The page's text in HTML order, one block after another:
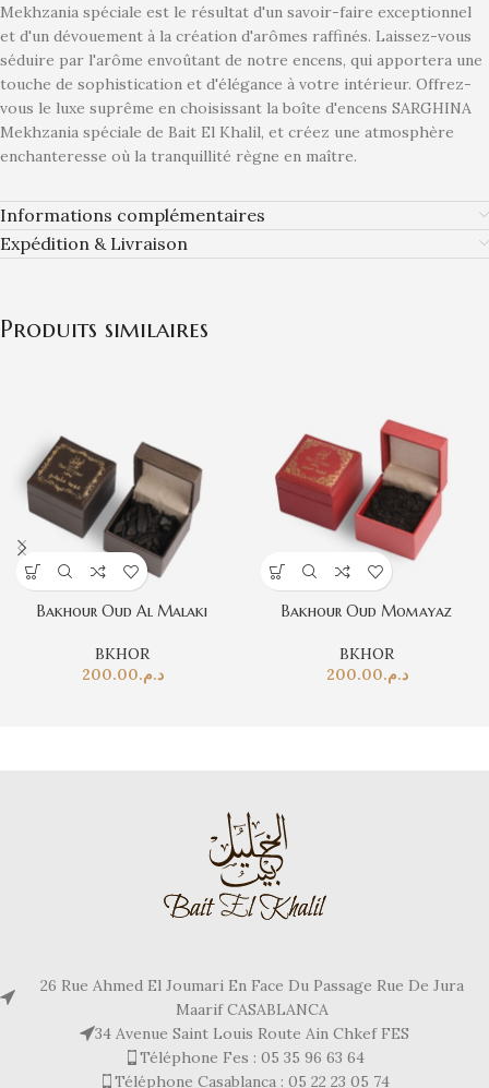
Mekhzania spéciale est le résultat d'un savoir-faire exceptionnel
et d'un dévouement à la création d'arômes raffinés. Laissez-vous
séduire par l'arôme envoûtant de notre encens, qui apportera une
touche de sophistication et d'élégance à votre intérieur. Offrez-
vous le luxe suprême en choisissant la boîte d'encens SARGHINA
Mekhzania spéciale de Bait El Khalil, et créez une atmosphère
enchanteresse où la tranquillité règne en maître.
Informations complémentaires
Expédition & Livraison
Produits similaires
Bakhour Oud Al Malaki
BKHOR
د.م.200.00
Bakhour Oud Momayaz
BKHOR
د.م.200.00
26 Rue Ahmed El Joumari En Face Du Passage Rue De Jura
Maarif CASABLANCA
34 Avenue Saint Louis Route Ain Chkef FES
Téléphone Fes : 05 35 96 63 64
Téléphone Casablanca : 05 22 23 05 74